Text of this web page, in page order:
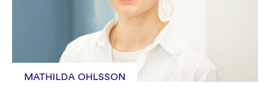
MATHILDA OHLSSON